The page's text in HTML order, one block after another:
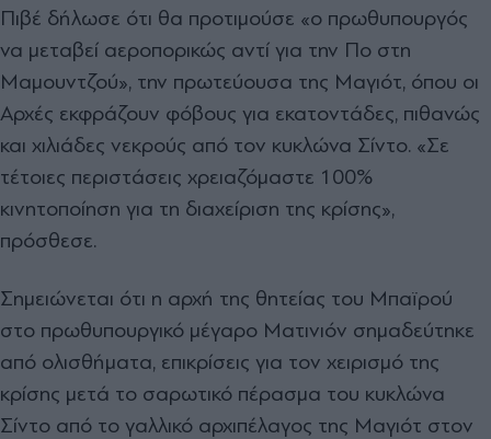
Πιβέ δήλωσε ότι θα προτιμούσε «ο πρωθυπουργός
να μεταβεί αεροπορικώς αντί για την Πο στη
Μαμουντζού», την πρωτεύουσα της Μαγιότ, όπου οι
Αρχές εκφράζουν φόβους για εκατοντάδες, πιθανώς
και χιλιάδες νεκρούς από τον κυκλώνα Σίντο. «Σε
τέτοιες περιστάσεις χρειαζόμαστε 100%
κινητοποίηση για τη διαχείριση της κρίσης»,
πρόσθεσε.
Σημειώνεται ότι η αρχή της θητείας του Μπαϊρού
στο πρωθυπουργικό μέγαρο Ματινιόν σημαδεύτηκε
από ολισθήματα, επικρίσεις για τον χειρισμό της
κρίσης μετά το σαρωτικό πέρασμα του κυκλώνα
Σίντο από το γαλλικό αρχιπέλαγος της Μαγιότ στον